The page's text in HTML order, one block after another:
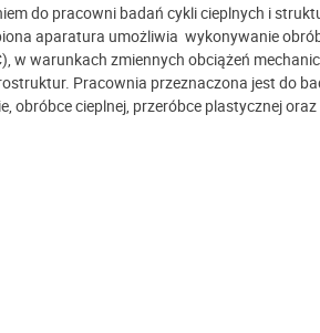
do pracowni badań cykli cieplnych i
aparatura umożliwia wykonywanie
w warunkach zmiennych obciążeń
Pracownia przeznaczona jest do
obróbce cieplnej, przeróbce plastycznej oraz